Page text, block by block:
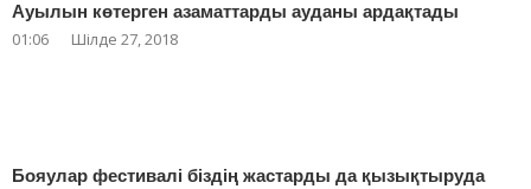
Ауылын көтерген азаматтарды ауданы ардақтады
01:06 Шілде 27, 2018
Бояулар фестивалі біздің жастарды да қызықтыруда